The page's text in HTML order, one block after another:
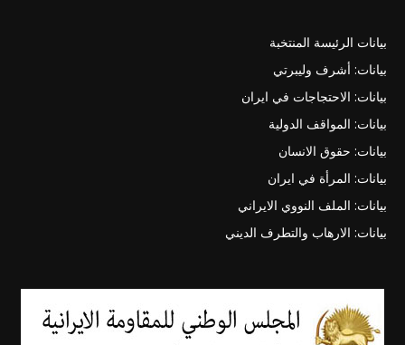
بيانات الرئيسة المنتخبة
بيانات: أشرف وليبرتي
بيانات: الاحتجاجات في ايران
بيانات: المواقف الدولية
بيانات: حقوق الانسان
بيانات: المرأة في ايران
بيانات: الملف النووي الايراني
بيانات: الارهاب والتطرف الديني